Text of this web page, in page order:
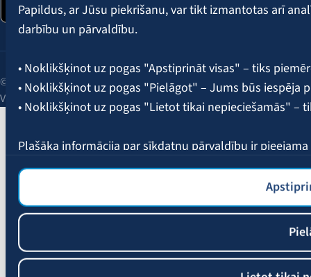
Papildus, ar Jūsu piekrišanu, var tikt izmantotas arī
darbību un pārvaldību.
• Noklikšķinot uz pogas "Apstiprināt visas" – tiks
• Noklikšķinot uz pogas "Pielāgot" – Jums būs iespēja
• Noklikšķinot uz pogas "Lietot tikai nepieciešamās" –
Plašāka informācija par sīkdatņu pārvaldību ir pieejama
© 2026 AAS BALTA | Skanstes iela 25, Rīga, LV-1013, Latvija.
Vienotais reģ. Nr. 40003049409.